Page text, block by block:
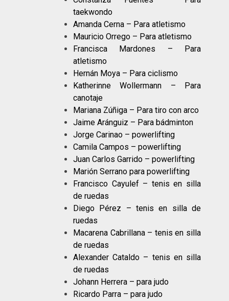
taekwondo
Amanda Cerna – Para atletismo
Mauricio Orrego – Para atletismo
Francisca Mardones – Para
atletismo
Hernán Moya – Para ciclismo
Katherinne Wollermann – Para
canotaje
Mariana Zúñiga – Para tiro con arco
Jaime Aránguiz – Para bádminton
Jorge Carinao – powerlifting
Camila Campos – powerlifting
Juan Carlos Garrido – powerlifting
Marión Serrano para powerlifting
Francisco Cayulef – tenis en silla
de ruedas
Diego Pérez – tenis en silla de
ruedas
Macarena Cabrillana – tenis en silla
de ruedas
Alexander Cataldo – tenis en silla
de ruedas
Johann Herrera – para judo
Ricardo Parra – para judo